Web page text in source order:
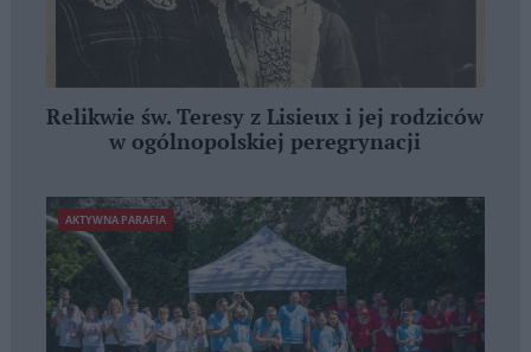
Relikwie św. Teresy z Lisieux i jej rodziców
w ogólnopolskiej peregrynacji
AKTYWNA PARAFIA